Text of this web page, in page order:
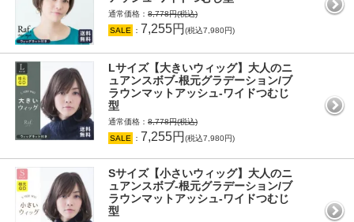
通常価格： 8,778円(税込)
SALE ： 7,255円 (税込7,980円)
Lサイズ【大きいウィッグ】大人のニ
ュアンスボブ-根元グラデーション/ブ
ラウンマットアッシュ-ワイドつむじ
型
通常価格： 8,778円(税込)
SALE ： 7,255円 (税込7,980円)
Sサイズ【小さいウィッグ】大人のニ
ュアンスボブ-根元グラデーション/ブ
ラウンマットアッシュ-ワイドつむじ
型